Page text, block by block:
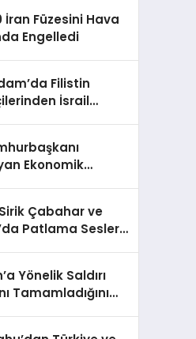
İran Füzesini Hava
Engelledi
Filistin
İsrail
Ekonomik
Çabahar ve
Patlama Sesleri
Yönelik Saldırı
Tamamladığını